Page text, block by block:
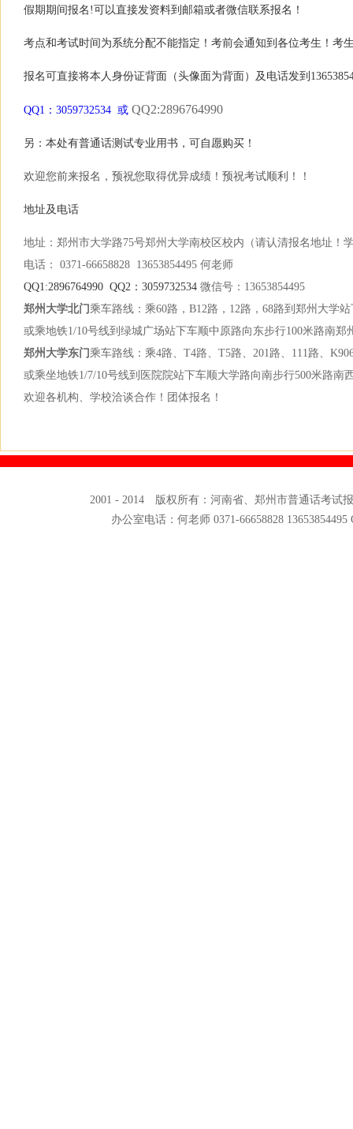
假期期间报名!可以直接发资料到邮箱或者微信联系报名！
考点和考试时间为系统分配不能指定！考前会通知到各位考生！考
报名可直接将本人身份证背面（头像面为背面）及电话发到
QQ1：3059732534 或 QQ2:2896764990
另：本处有普通话测试专业用书，可自愿购买！
欢迎您前来报名，预祝您取得优异成绩！预祝考试顺利！！
地址及电话
地址：郑州市大学路75号郑州大学南校区校内（请认清报名地址！
电话： 0371-66658828 13653854495 何老师
QQ1:2896764990 QQ2：3059732534 微信号：13653854495
郑州大学北门乘车路线：乘60路，B12路，12路，68路到郑州大学
或乘地铁1/10号线到绿城广场站下车顺中原路向东步行100米路南郑
郑州大学东门乘车路线：乘4路、T4路、T5路、201路、111路、
或乘坐地铁1/7/10号线到医院院站下车顺大学路向南步行500米路南
欢迎各机构、学校洽谈合作！团体报名！
2001 - 2014 版权所有：河南省、郑州市普通话考试
办公室电话：何老师 0371-66658828